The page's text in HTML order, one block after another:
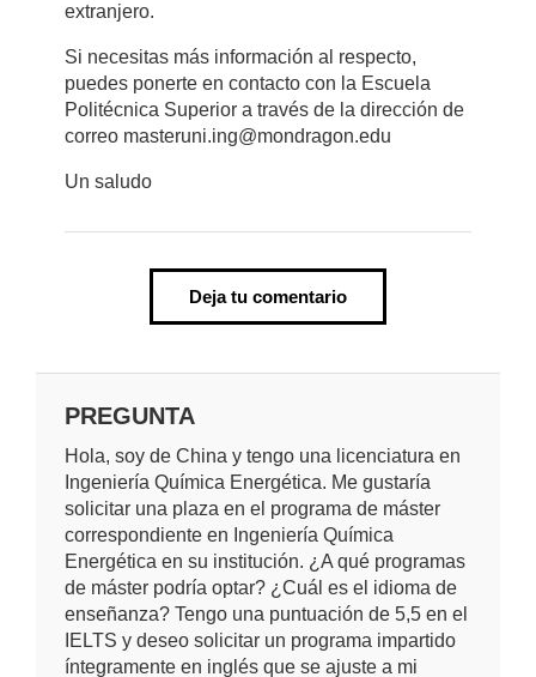
extranjero.
Si necesitas más información al respecto,
puedes ponerte en contacto con la Escuela
Politécnica Superior a través de la dirección de
correo masteruni.ing@mondragon.edu
Un saludo
Deja tu comentario
PREGUNTA
Hola, soy de China y tengo una licenciatura en
Ingeniería Química Energética. Me gustaría
solicitar una plaza en el programa de máster
correspondiente en Ingeniería Química
Energética en su institución. ¿A qué programas
de máster podría optar? ¿Cuál es el idioma de
enseñanza? Tengo una puntuación de 5,5 en el
IELTS y deseo solicitar un programa impartido
íntegramente en inglés que se ajuste a mi